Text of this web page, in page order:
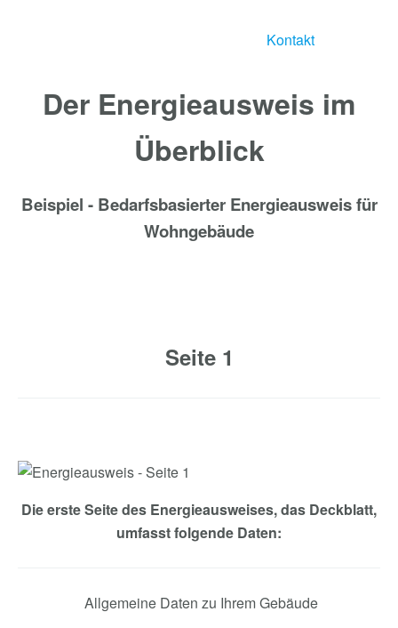
Kontakt
Der Energieausweis im
Überblick
Beispiel - Bedarfsbasierter Energieausweis für
Wohngebäude
Seite 1
Die erste Seite des Energieausweises, das Deckblatt,
umfasst folgende Daten:
Allgemeine Daten zu Ihrem Gebäude